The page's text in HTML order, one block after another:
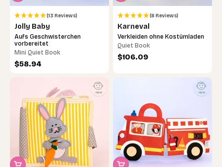
(13 Reviews)
Jolly Baby
Aufs Geschwisterchen
vorbereitet
Mini Quiet Book
Angebot
$58.94
(8 Reviews)
Karneval
Verkleiden ohne Kostümladen
Quiet Book
Angebot
$106.09